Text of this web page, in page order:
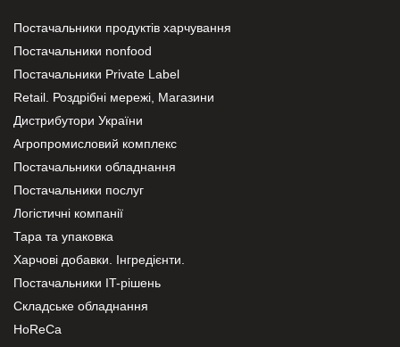
Постачальники продуктів харчування
Постачальники nonfood
Постачальники Private Label
Retail. Роздрібні мережі, Магазини
Дистрибутори України
Агропромисловий комплекс
Постачальники обладнання
Постачальники послуг
Логістичні компанії
Тара та упаковка
Харчові добавки. Інгредієнти.
Постачальники IT-рішень
Складське обладнання
HoReCa